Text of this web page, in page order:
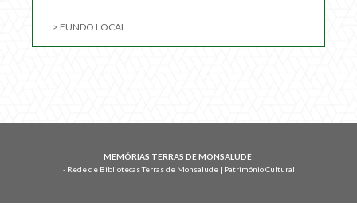
> FUNDO LOCAL
MEMÓRIAS TERRAS DE MONSALUDE
- Rede de Bibliotecas Terras de Monsalude | Património Cultural